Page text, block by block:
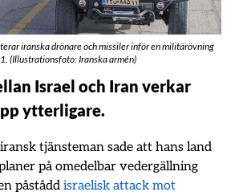
iranska drönare och missiler inför en militärövning
(Illustrationsfoto: Iranska armén)
Israel och Iran verkar
ytterligare.
tjänsteman sade att hans land
på omedelbar vedergällning
påståddisraelisk attack mot